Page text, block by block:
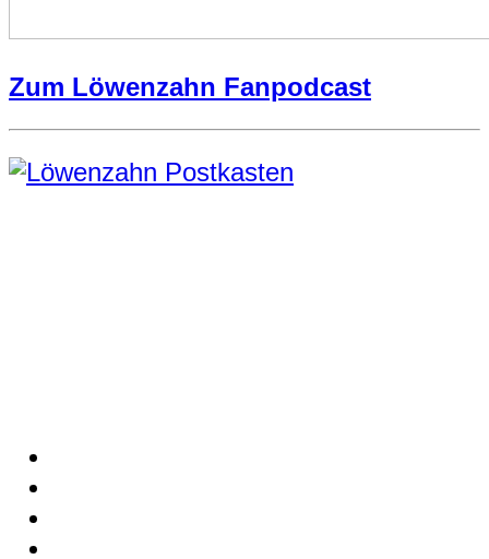
Zum Löwenzahn Fanpodcast